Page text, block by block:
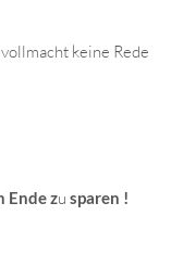
keine Rede
Ende zu sparen !